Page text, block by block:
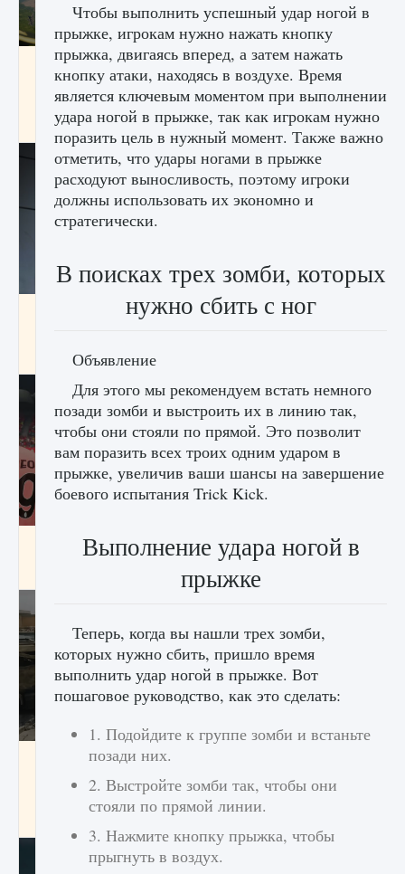
Как исправить ошибку Palworld EPalworld
«Идет сохранение мира — Невозможно
начать сохранение данных мира»
9 августа 2024 2 711 0 0
Все новые функции в режиме карьеры EA
9 августа 2024
Входят ли «Милан» и «Интер» в EA FC 25
Как исправить текстовую ошибку
Force Hawk Ops
Чтобы выполнить успешный удар ногой в
прыжке, игрокам нужно нажать кнопку
прыжка, двигаясь вперед, а затем нажать
кнопку атаки, находясь в воздухе. Время
является ключевым моментом при выполнении
удара ногой в прыжке, так как игрокам нужно
поразить цель в нужный момент. Также важно
отметить, что удары ногами в прыжке
расходуют выносливость, поэтому игроки
должны использовать их экономно и
стратегически.
В поисках трех зомби, которых
нужно сбить с ног
Объявление
Для этого мы рекомендуем встать немного
позади зомби и выстроить их в линию так,
чтобы они стояли по прямой. Это позволит
вам поразить всех троих одним ударом в
прыжке, увеличив ваши шансы на завершение
боевого испытания Trick Kick.
Выполнение удара ногой в
прыжке
Теперь, когда вы нашли трех зомби,
которых нужно сбить, пришло время
выполнить удар ногой в прыжке. Вот
пошаговое руководство, как это сделать:
1. Подойдите к группе зомби и встаньте
позади них.
2. Выстройте зомби так, чтобы они
стояли по прямой линии.
3. Нажмите кнопку прыжка, чтобы
прыгнуть в воздух.